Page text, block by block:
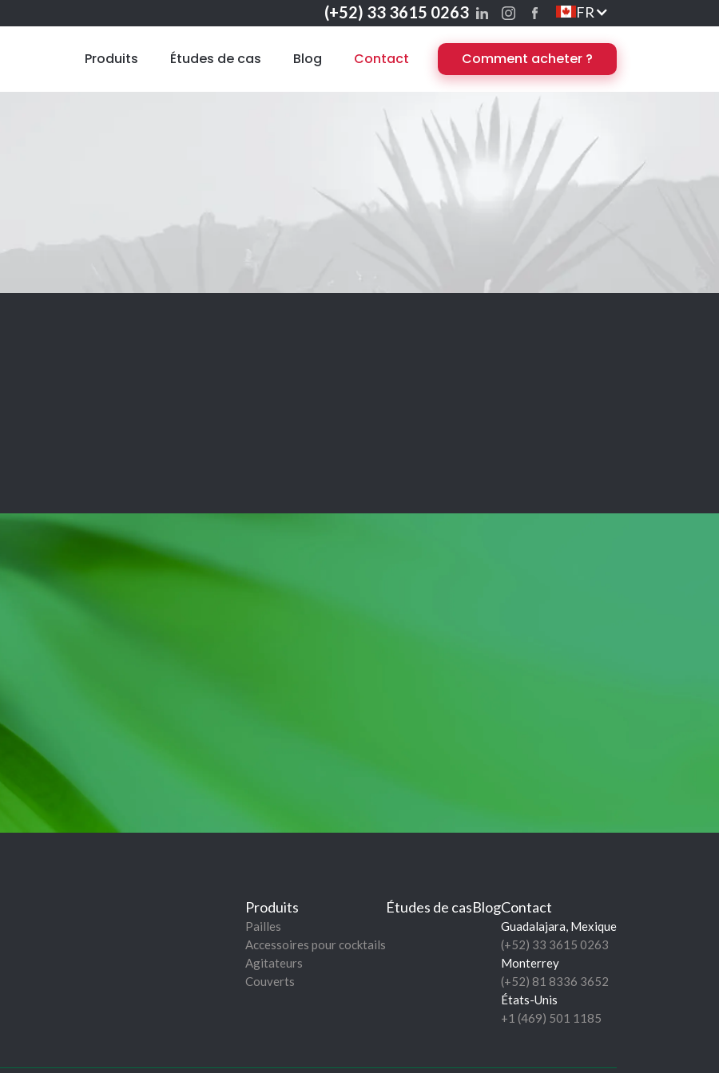
(+52) 33 3615 0263 FR
Produits Études de cas Blog Contact Comment acheter ?
Produits
Pailles
Accessoires pour cocktails
Agitateurs
Couverts
Études de casBlogContact
Guadalajara, Mexique
(+52) 33 3615 0263
Monterrey
(+52) 81 8336 3652
États-Unis
+1 (469) 501 1185